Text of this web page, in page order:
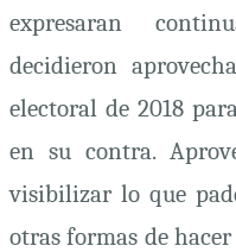
expresaran
decidieron
electoral de 2018
en su contra.
visibilizar lo que
otras formas de